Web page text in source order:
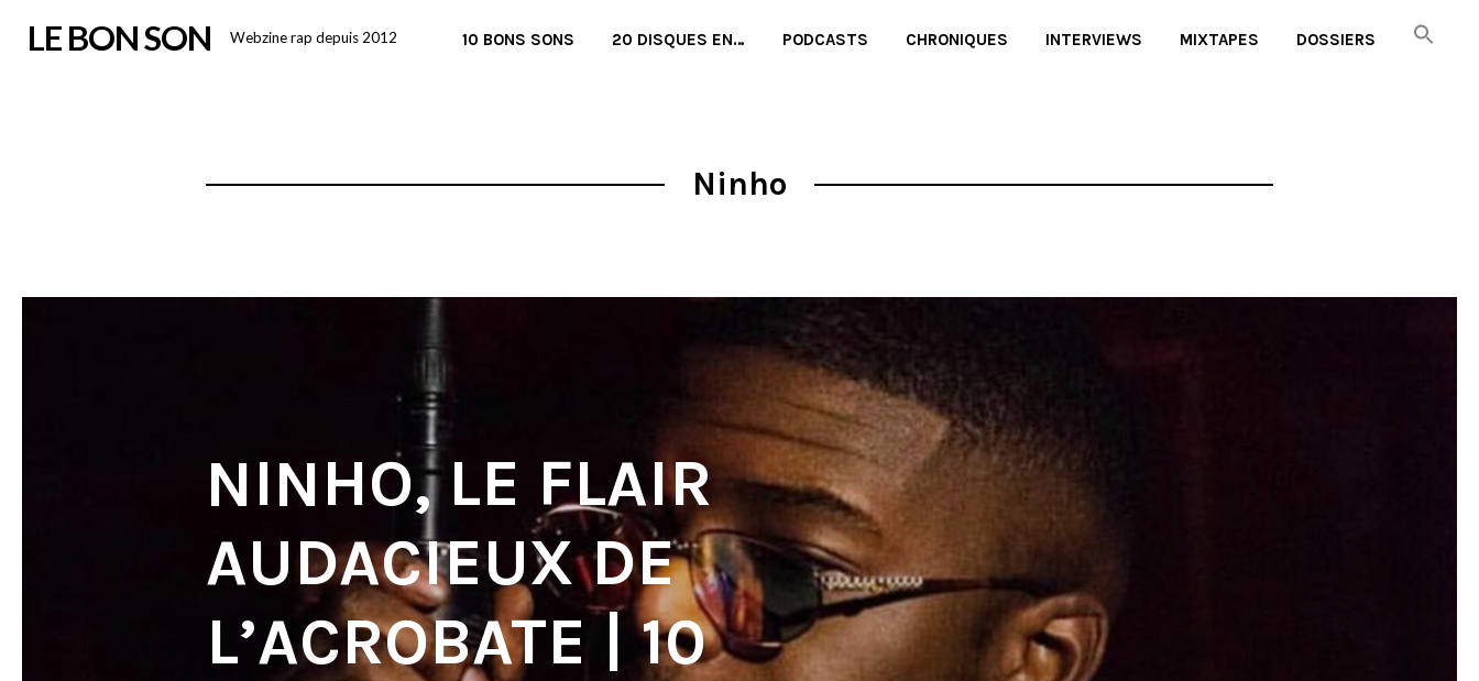
LE BON SON Webzine rap depuis 2012 10 BONS SONS 20 DISQUES EN… PODCASTS CHRONIQUES INTERVIEWS MIXTAPES DOSSIERS
Ninho
NINHO, LE FLAIR
AUDACIEUX DE
L’ACROBATE | 10